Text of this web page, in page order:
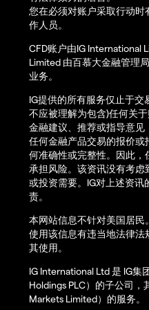
您在必须对账户采取行动
作人员。
CFD账户由IG International
Limited 由百慕大金融管理
业务。
IG提供的所有服务仅止于
不应被理解为包含)任何关
金融建议、推荐或指导意
任何金融产品交易的报价
何准确性或完整性。因此
承担风险。该资讯没有考
或投资需要。IG对上述资讯
责。
本网站信息不针对美国居
使用该信息有违当地法律
其使用。
IG International Ltd 是 IG集
Holdings PLC）的子公司
Markets Limited）的服务。